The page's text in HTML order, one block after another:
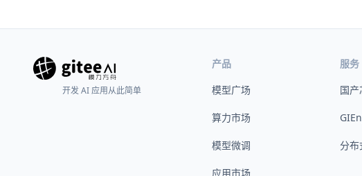
开发 AI 应用从此简单
产品
模型广场
算力市场
模型微调
应用市场
服务
国
分布